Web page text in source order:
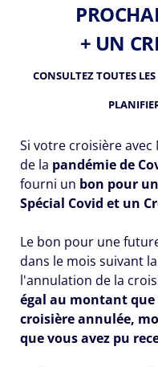
+ UN
CONSULTEZ TOUTES
Si votre croisière avec
de la pandémie de
fourni un bon pour
Spécial Covid et un
Le bon pour une
dans le mois suivant
l'annulation de la
égal au montant que
croisière annulée,
que vous avez pu